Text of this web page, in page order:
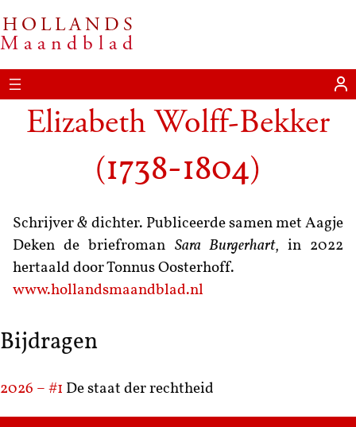
HOLLANDS
Maandblad
Elizabeth Wolff-Bekker
(1738-1804)
Schrijver & dichter. Publiceerde samen met Aagje
Deken de briefroman Sara Burgerhart, in 2022
hertaald door Tonnus Oosterhoff.
www.hollandsmaandblad.nl
Bijdragen
2026 – #1 De staat der rechtheid